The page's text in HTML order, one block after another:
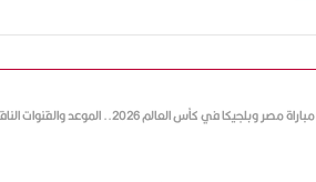
مباراة مصر وبلجيكا في كأس العالم 2026.. الموعد والقنوات الناقلة للمواجهة المرتقبة